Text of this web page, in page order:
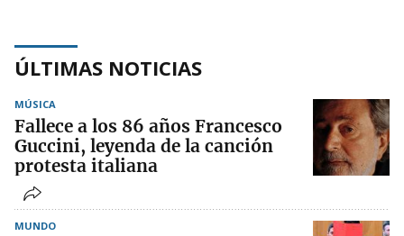
ÚLTIMAS NOTICIAS
MÚSICA
Fallece a los 86 años Francesco
Guccini, leyenda de la canción
protesta italiana
MUNDO